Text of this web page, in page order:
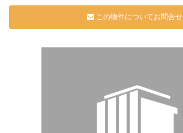
この物件についてお問合せ